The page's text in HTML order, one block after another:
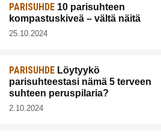
PARISUHDE 10 parisuhteen
kompastuskiveä – vältä näitä
25.10.2024
PARISUHDE Löytyykö
parisuhteestasi nämä 5 terveen
suhteen peruspilaria?
2.10.2024